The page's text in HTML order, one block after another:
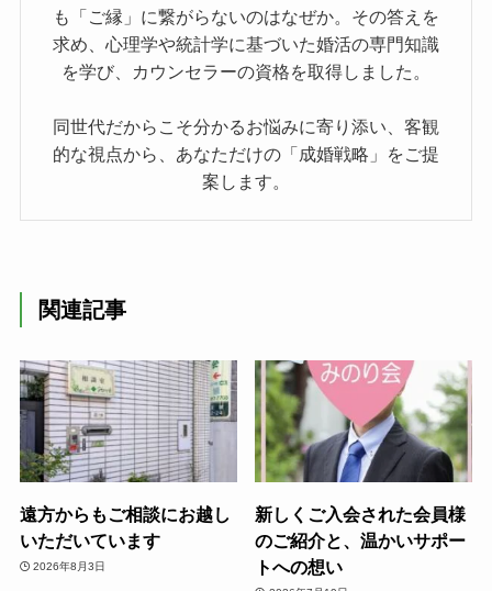
も「ご縁」に繋がらないのはなぜか。その答えを
求め、心理学や統計学に基づいた婚活の専門知識
を学び、カウンセラーの資格を取得しました。
同世代だからこそ分かるお悩みに寄り添い、客観
的な視点から、あなただけの「成婚戦略」をご提
案します。
関連記事
遠方からもご相談にお越し
いただいています
2026年8月3日
新しくご入会された会員様
のご紹介と、温かいサポー
トへの想い